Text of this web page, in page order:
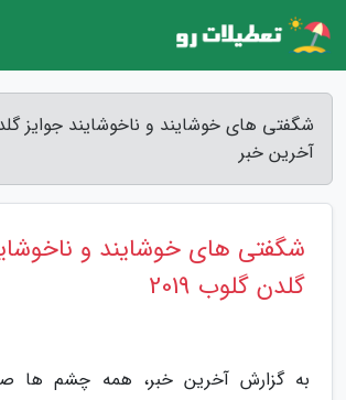
آخرین خبر
شگفتی های خوشایند و
گلدن گلوب 2019
به گزارش آخرین خبر، همه چشم ها